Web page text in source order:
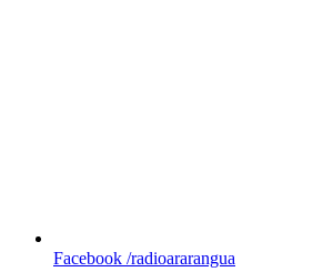
Facebook /radioararangua